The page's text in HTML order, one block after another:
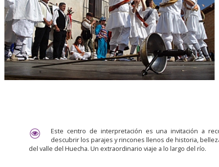
Este centro de interpretación es una invitación a
descubrir los parajes y rincones llenos de historia,
del valle del Huecha. Un extraordinario viaje a lo largo del río.